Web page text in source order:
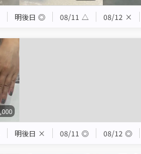
明後日 ◎ 08/11 △ 08/12 ×
明後日 × 08/11 ◎ 08/12 ◎